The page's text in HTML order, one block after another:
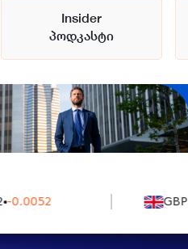
Insider
პოდკასტი
GBP 3.5216